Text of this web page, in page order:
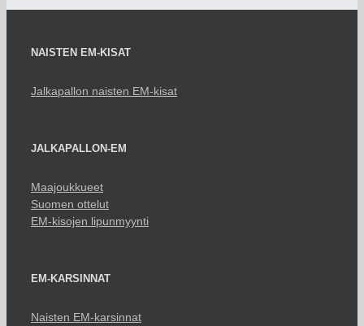
NAISTEN EM-KISAT
Jalkapallon naisten EM-kisat
JALKAPALLON-EM
Maajoukkueet
Suomen ottelut
EM-kisojen lipunmyynti
EM-KARSINNAT
Naisten EM-karsinnat